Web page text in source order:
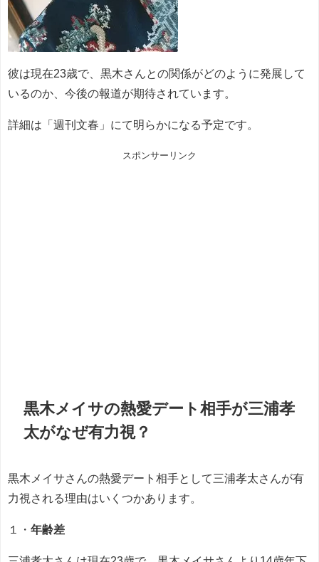
彼は現在23歳で、黒木さんとの関係がどのように発展して
いるのか、今後の報道が期待されています。
詳細は「週刊文春」にて明らかになる予定です。
スポンサーリンク
黒木メイサの熱愛デート相手が三浦孝
太がなぜ有力視？
黒木メイサさんの熱愛デート相手として三浦孝太さんが有
力視される理由はいくつかあります。
１・ 年齢差